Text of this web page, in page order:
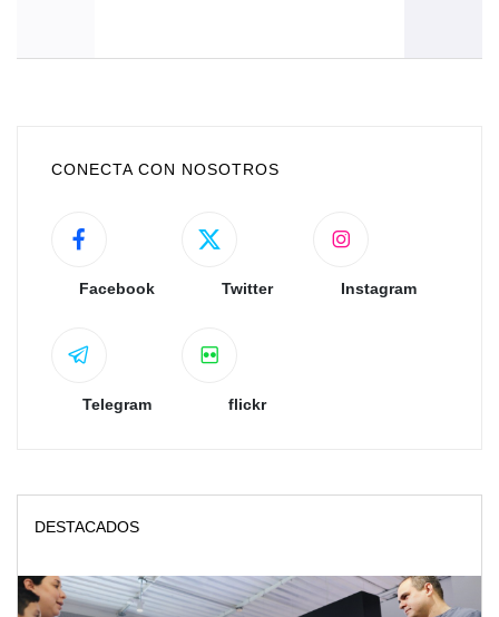
CONECTA CON NOSOTROS
Facebook Twitter Instagram
Telegram flickr
DESTACADOS